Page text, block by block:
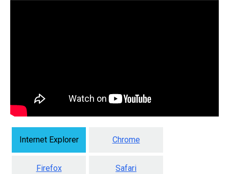
Internet Explorer Chrome
Firefox Safari